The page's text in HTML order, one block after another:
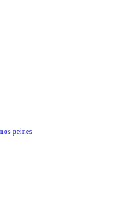
peines